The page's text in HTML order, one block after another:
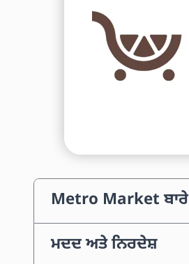
Metro Market ਬਾਰੇ
ਮਦਦ ਅਤੇ ਨਿਰਦੇਸ਼